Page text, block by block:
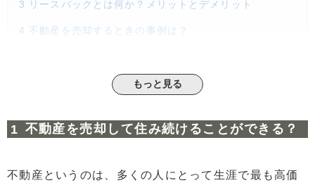
3 リースバックとは何か？メリットとデメリット
4 不動産を売却するときの事例は？
もっと見る
不動産を売却して住み続けることができる？
不動産というのは、多くの人にとって生涯で最も高価